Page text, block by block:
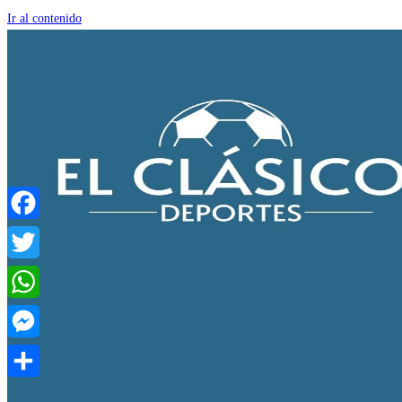
Ir al contenido
Facebook
Twitter
WhatsApp
Messenger